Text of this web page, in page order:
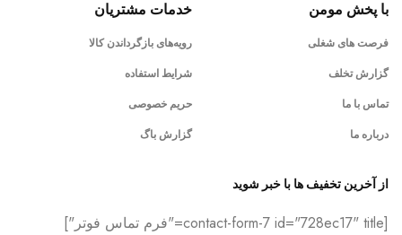
با پخش مومن
فرصت های شغلی
گزارش تخلف
تماس با ما
درباره ما
خدمات مشتریان
رویه‌های بازگرداندن کالا
شرایط استفاده
حریم خصوصی
گزارش باگ
از آخرین تخفیف ها با خبر شوید
[contact-form-7 id="728ec17" title="فرم تماس فوتر"]